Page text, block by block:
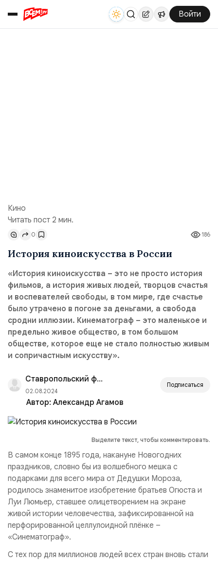
Войти
Кино
Читать пост 2 мин.
186
0
История киноискусства в России
«История киноискусства – это не просто история
фильмов, а история живых людей, творцов счастья
и воспевателей свободы, в том мире, где счастье
было утрачено в погоне за деньгами, а свобода
сродни иллюзии. Кинематограф – это маленькое и
предельно живое общество, в том большом
обществе, которое еще не стало полностью живым
и сопричастным искусству».
Ставропольский филиал РАНХиГС
02.08.2024
Подписаться
Автор: Александр Агамов
Выделите текст, чтобы комментировать.
В самом конце 1895 года, накануне Новогодних
праздников, словно бы из волшебного мешка с
подарками для всего мира от Дедушки Мороза,
родилось знаменитое изобретение братьев Огюста и
Луи Люмьер, ставшее олицетворением на экране
живой истории человечества, зафиксированной на
перфорированной целлулоидной плёнке –
«Синематограф».
С тех пор для миллионов людей всех стран вновь стали